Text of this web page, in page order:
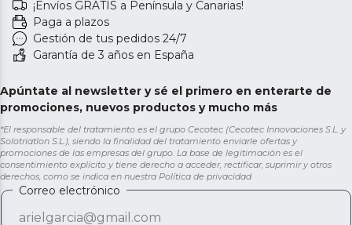
¡Envíos GRATIS a Península y Canarias!
Paga a plazos
Gestión de tus pedidos 24/7
Garantía de 3 años en España
Apúntate al newsletter y sé el primero en enterarte de
promociones, nuevos productos y mucho más
*El responsable del tratamiento es el grupo Cecotec (Cecotec Innovaciones S.L. y
Solotriatlon S.L.), siendo la finalidad del tratamiento enviarle ofertas y
promociones de las empresas del grupo. La base de legitimación es el
consentimiento explícito y tiene derecho a acceder, rectificar, suprimir y otros
derechos, como se indica en nuestra Política de privacidad
Correo electrónico